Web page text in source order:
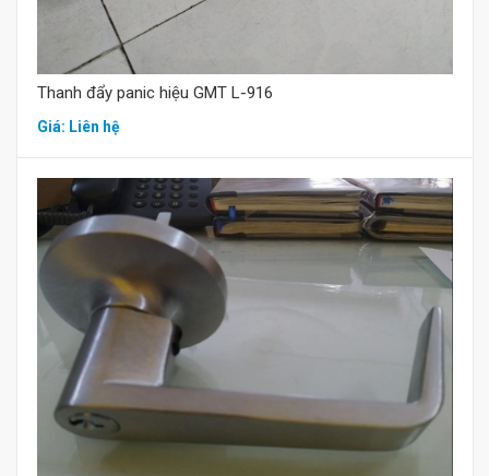
Thanh đẩy panic hiệu GMT L-916
Giá: Liên hệ
Mua hàng